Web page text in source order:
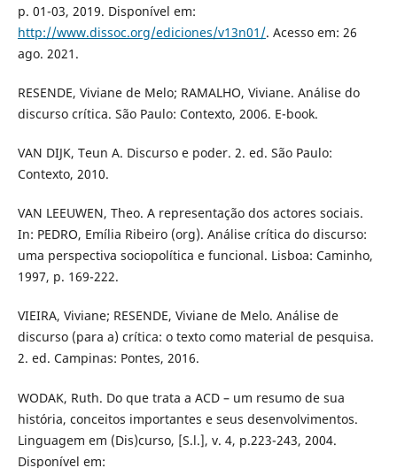
p. 01-03, 2019. Disponível em:
http://www.dissoc.org/ediciones/v13n01/. Acesso em: 26
ago. 2021.
RESENDE, Viviane de Melo; RAMALHO, Viviane. Análise do
discurso crítica. São Paulo: Contexto, 2006. E-book.
VAN DIJK, Teun A. Discurso e poder. 2. ed. São Paulo:
Contexto, 2010.
VAN LEEUWEN, Theo. A representação dos actores sociais.
In: PEDRO, Emília Ribeiro (org). Análise crítica do discurso:
uma perspectiva sociopolítica e funcional. Lisboa: Caminho,
1997, p. 169-222.
VIEIRA, Viviane; RESENDE, Viviane de Melo. Análise de
discurso (para a) crítica: o texto como material de pesquisa.
2. ed. Campinas: Pontes, 2016.
WODAK, Ruth. Do que trata a ACD – um resumo de sua
história, conceitos importantes e seus desenvolvimentos.
Linguagem em (Dis)curso, [S.l.], v. 4, p.223-243, 2004.
Disponível em: